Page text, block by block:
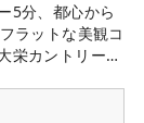
5分、都心から
ラットな美観コ
栄カントリー俱